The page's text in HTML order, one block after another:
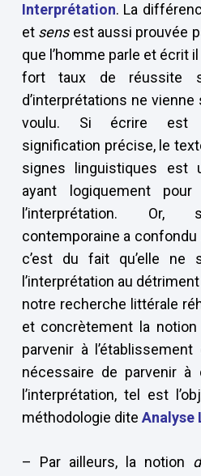
Interprétation. La
et sensest aussi prouvée
que l’homme parle et écrit
fort taux de réussite
d’interprétations ne
voulu. Si écrire est
signification précise, le
signes linguistiques est
ayant logiquement
l’interprétation. Or,
contemporaine a confondu
c’est du fait qu’elle ne
l’interprétation au
notre recherche littérale
et concrètement la
parvenir à l’établissement
nécessaire de parvenir à
l’interprétation, tel est
méthodologie dite Analyse
– Par ailleurs, la notion